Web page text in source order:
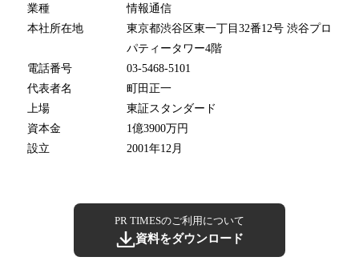
業種
情報通信
本社所在地
東京都渋谷区東一丁目32番12号 渋谷プロ
パティータワー4階
電話番号
03-5468-5101
代表者名
町田正一
上場
東証スタンダード
資本金
1億3900万円
設立
2001年12月
PR TIMESのご利用について
資料をダウンロード